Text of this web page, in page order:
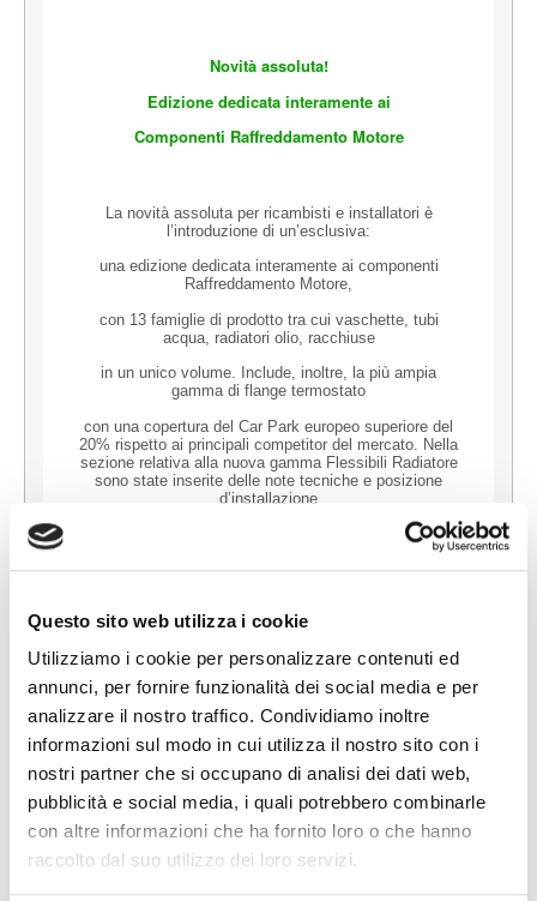
Questo sito web utilizza i cookie
Utilizziamo i cookie per personalizzare contenuti ed
annunci, per fornire funzionalità dei social media e per
analizzare il nostro traffico. Condividiamo inoltre
informazioni sul modo in cui utilizza il nostro sito con i
nostri partner che si occupano di analisi dei dati web,
pubblicità e social media, i quali potrebbero combinarle
con altre informazioni che ha fornito loro o che hanno
raccolto dal suo utilizzo dei loro servizi.
Novità assoluta!
Edizione dedicata interamente ai
Componenti Raffreddamento Motore
La novità assoluta per ricambisti e installatori è
l’introduzione di un’esclusiva:
una edizione dedicata interamente ai componenti
Raffreddamento Motore,
con 13 famiglie di prodotto tra cui vaschette, tubi
acqua, radiatori olio, racchiuse
in un unico volume. Include, inoltre, la più ampia
gamma di flange termostato
con una copertura del Car Park europeo superiore del
20% rispetto ai principali competitor del mercato. Nella
sezione relativa alla nuova gamma Flessibili Radiatore
sono state inserite delle note tecniche e posizione
d’installazione
I già noti cataloghi dedicati ai componenti Sterzo e
Sospensione e ai componenti Sottotelaio e Motore,
nella gamma Tiranteria e componenti per lo Chassis,
con ben oltre il 94% di copertura